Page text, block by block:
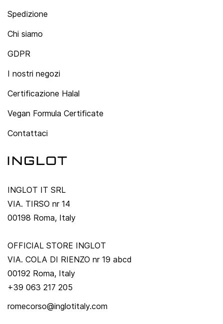
Spedizione
Chi siamo
GDPR
I nostri negozi
Certificazione Halal
Vegan Formula Certificate
Contattaci
INGLOT IT SRL
VIA. TIRSO nr 14
00198 Roma, Italy
OFFICIAL STORE INGLOT
VIA. COLA DI RIENZO nr 19 abcd
00192 Roma, Italy
+39 063 217 205
romecorso@inglotitaly.com